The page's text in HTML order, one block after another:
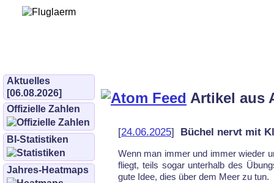
Aktuelles
[06.08.2026]
Offizielle Zahlen
BI-Statistiken
Jahres-Heatmaps
Artikel aus
[24.06.2025] Büchel nervt mit
Wenn man im­mer und im­mer wie­der
fliegt, teils so­gar un­ter­halb des
gu­te Idee, dies über dem Meer zu tun.